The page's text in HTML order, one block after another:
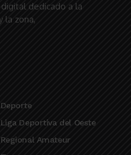
dedicado a la
la zona,
Deporte
Liga Deportiva del Oeste
Regional Amateur